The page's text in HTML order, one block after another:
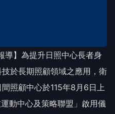
導】為提升日照中心長者身
於長期照顧領域之應用，衛
照顧中心於115年8月6日上
動中心及策略聯盟」啟用儀